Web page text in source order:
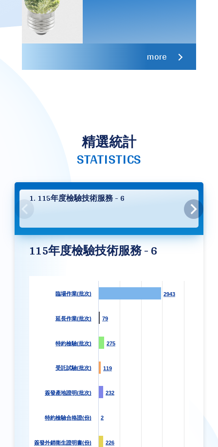
more
精選統計
STATISTICS
1. 115年度檢驗技術服務 - 6
115年度檢驗技術服務 - 6
2943
2943
79
79
275
275
119
119
232
232
2
2
226
226
臨場作業(批次)
延長作業(批次)
特約檢驗(批次)
受託試驗(批次)
簽發產地證明(批次)
特約檢驗合格證(份)
簽發外銷衛生證明書(份)